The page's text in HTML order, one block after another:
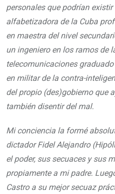
personales que podrían
alfabetizadora de la Cuba
en maestra del nivel
un ingeniero en los ramos de
telecomunicaciones
en militar de la contra-
del propio (des)gobierno que
también disentir del mal.
Mi conciencia la formé
dictador Fidel Alejandro
el poder, sus secuaces y sus
propiamente a mi padre.
Castro a su mejor secuaz